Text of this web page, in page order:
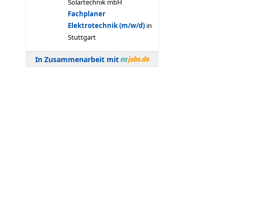
In Zusammenarbeit mit